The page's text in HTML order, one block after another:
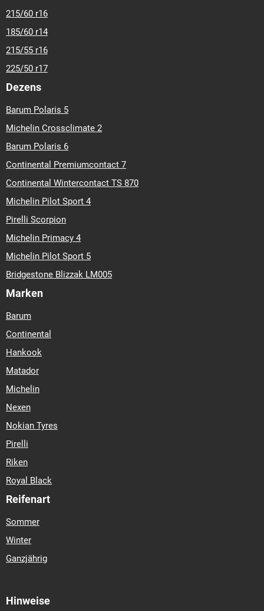
215/60 r16
185/60 r14
215/55 r16
225/50 r17
Dezens
Barum Polaris 5
Michelin Crossclimate 2
Barum Polaris 6
Continental Premiumcontact 7
Continental Wintercontact TS 870
Michelin Pilot Sport 4
Pirelli Scorpion
Michelin Primacy 4
Michelin Pilot Sport 5
Bridgestone Blizzak LM005
Marken
Barum
Continental
Hankook
Matador
Michelin
Nexen
Nokian Tyres
Pirelli
Riken
Royal Black
Reifenart
Sommer
Winter
Ganzjährig
Hinweise